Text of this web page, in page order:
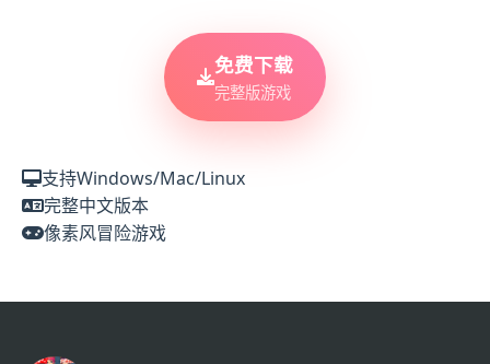
免费下载
完整版游戏
支持Windows/Mac/Linux
完整中文版本
像素风冒险游戏